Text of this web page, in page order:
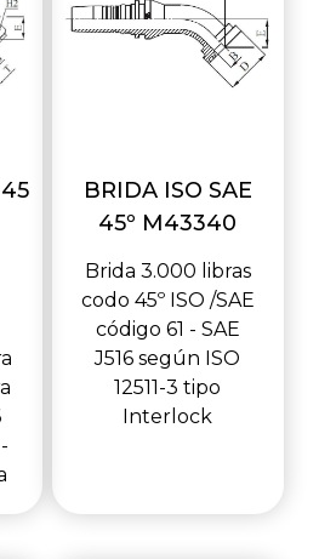
BRIDA ISO SAE
45º M43340
Brida 3.000 libras
codo 45º ISO /SAE
código 61 - SAE
J516 según ISO
12511-3 tipo
Interlock